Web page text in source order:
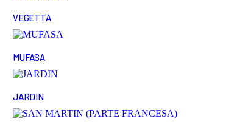
VEGETTA
MUFASA
JARDIN